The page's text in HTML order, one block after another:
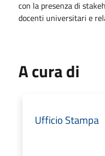
con la presenza di
docenti universitari e
A cura di
Ufficio Stampa